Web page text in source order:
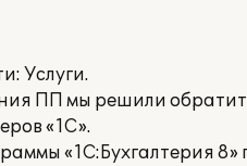
Услуги.
ПП мы решили
«1С».
«1С:Бухгалтерия